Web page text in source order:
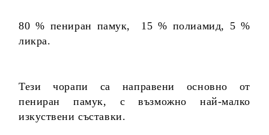
80 % пениран памук, 15 % полиамид, 5 %
ликра.
Тези чорапи са направени основно от
пениран памук, с възможно най-малко
изкуствени съставки.